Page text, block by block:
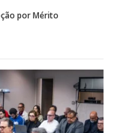
por Mérito